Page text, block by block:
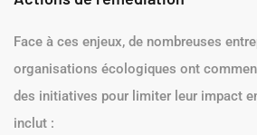
Face à ces enjeux, de nombreuses
organisations écologiques ont
des initiatives pour limiter leur impact
inclut :